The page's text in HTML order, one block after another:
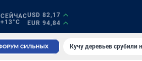
СЕЙЧАС
+13°C
USD 82,17
EUR 94,84
Кучу деревьев срубили